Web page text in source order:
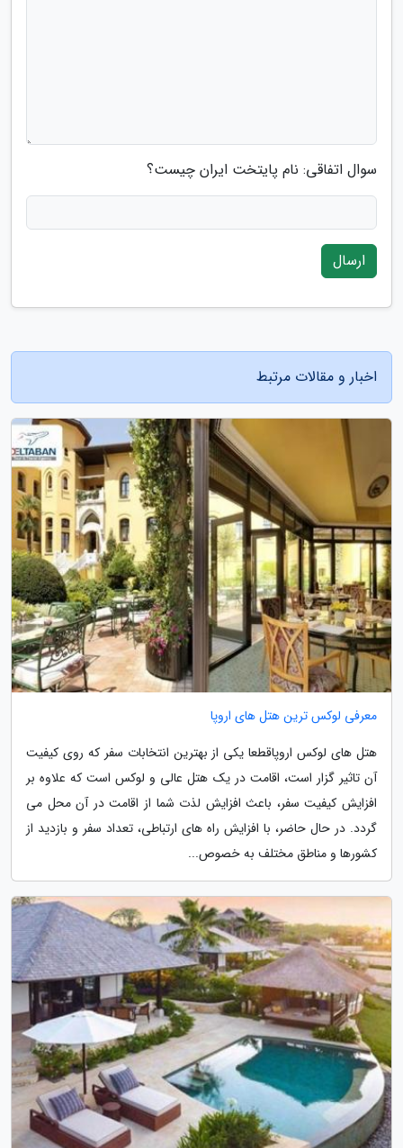
سوال اتفاقی: نام پایتخت ایران چیست؟
ارسال
اخبار و مقالات مرتبط
معرفی لوکس ترین هتل های اروپا
هتل های لوکس اروپاقطعا یکی از بهترین انتخابات سفر که روی کیفیت
آن تاثیر گزار است، اقامت در یک هتل عالی و لوکس است که علاوه بر
افزایش کیفیت سفر، باعث افزایش لذت شما از اقامت در آن محل می
گردد. در حال حاضر، با افزایش راه های ارتباطی، تعداد سفر و بازدید از
کشورها و مناطق مختلف به خصوص...